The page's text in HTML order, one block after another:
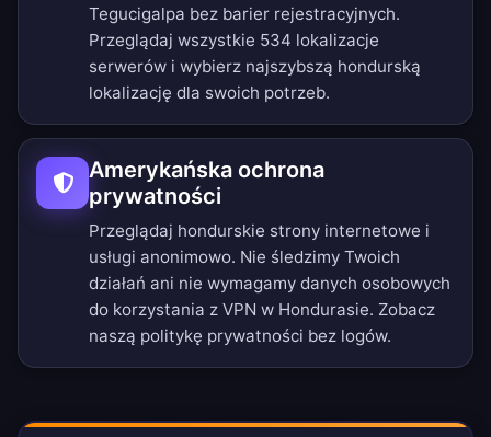
Tegucigalpa bez barier rejestracyjnych.
Przeglądaj wszystkie 534 lokalizacje
serwerów i wybierz najszybszą hondurską
lokalizację dla swoich potrzeb.
Amerykańska ochrona
prywatności
Przeglądaj hondurskie strony internetowe i
usługi anonimowo. Nie śledzimy Twoich
działań ani nie wymagamy danych osobowych
do korzystania z VPN w Hondurasie. Zobacz
naszą politykę prywatności bez logów.